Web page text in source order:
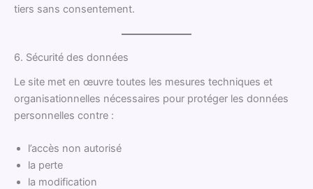
tiers sans consentement.
6. Sécurité des données
Le site met en œuvre toutes les mesures techniques et
organisationnelles nécessaires pour protéger les données
personnelles contre :
l’accès non autorisé
la perte
la modification